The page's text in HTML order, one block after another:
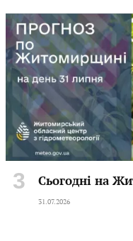
Сьогодні на
31.07.2026